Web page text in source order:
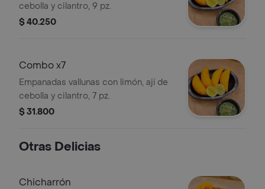
cebolla y cilantro, 9 pz.
$ 40.250
Combo x7
Empanadas vallunas con limón, ají de
cebolla y cilantro, 7 pz.
$ 31.800
Otras Delicias
Chicharrón